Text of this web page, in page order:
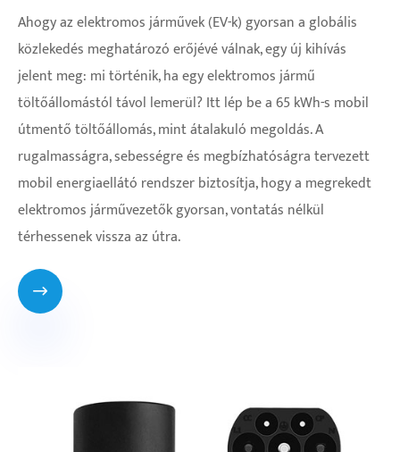
Ahogy az elektromos járművek (EV-k) gyorsan a globális
közlekedés meghatározó erőjévé válnak, egy új kihívás
jelent meg: mi történik, ha egy elektromos jármű
töltőállomástól távol lemerül? Itt lép be a 65 kWh-s mobil
útmentő töltőállomás, mint átalakuló megoldás. A
rugalmasságra, sebességre és megbízhatóságra tervezett
mobil energiaellátó rendszer biztosítja, hogy a megrekedt
elektromos járművezetők gyorsan, vontatás nélkül
térhessenek vissza az útra.
